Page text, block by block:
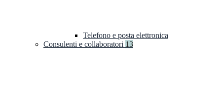
Telefono e posta elettronica
Consulenti e collaboratori 13